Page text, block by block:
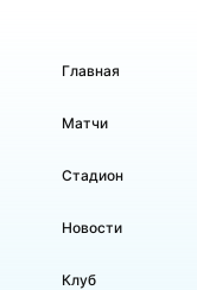
Главная
Матчи
Стадион
Новости
Клуб